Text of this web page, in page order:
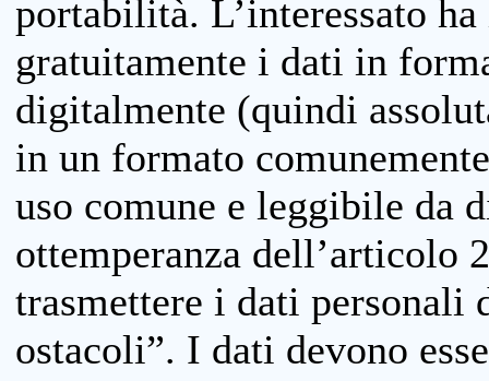
portabilità. L’interessato
gratuitamente i dati in
digitalmente (quindi
in un formato
uso comune e leggibile da
ottemperanza dell’articolo
trasmettere i dati personali
ostacoli”. I dati devono